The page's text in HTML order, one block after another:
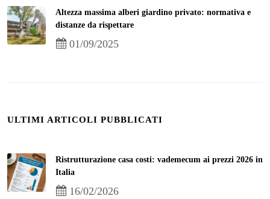
Altezza massima alberi giardino privato: normativa e
distanze da rispettare
01/09/2025
ULTIMI ARTICOLI PUBBLICATI
Ristrutturazione casa costi: vademecum ai prezzi 2026 in
Italia
16/02/2026